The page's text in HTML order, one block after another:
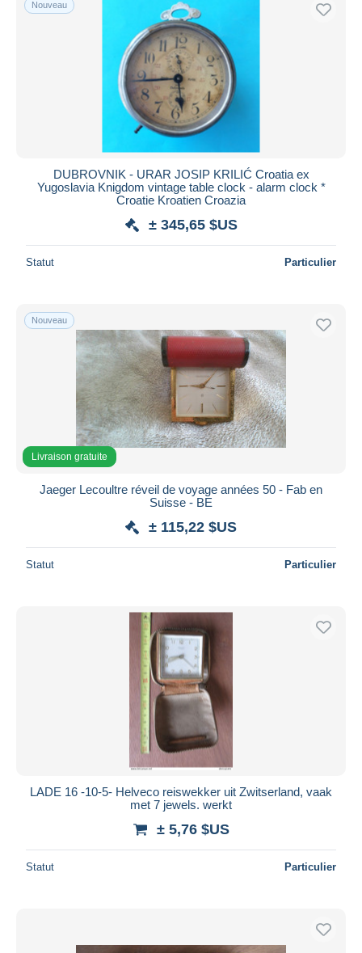
Uniquement en réduction
Livraison gratuite
Méthodes de paiement
PayPal
Virement bancaire
Mastercard
Bancontact
iDeal
Maestro
Appliquer
Nouveau
DUBROVNIK - URAR JOSIP KRILIĆ Croatia ex
Yugoslavia Knigdom vintage table clock - alarm clock *
Croatie Kroatien Croazia
± 345,65 $US
Statut Particulier
Nouveau
Livraison gratuite
Jaeger Lecoultre réveil de voyage années 50 - Fab en
Suisse - BE
± 115,22 $US
Statut Particulier
LADE 16 -10-5- Helveco reiswekker uit Zwitserland, vaak
met 7 jewels. werkt
± 5,76 $US
Statut Particulier